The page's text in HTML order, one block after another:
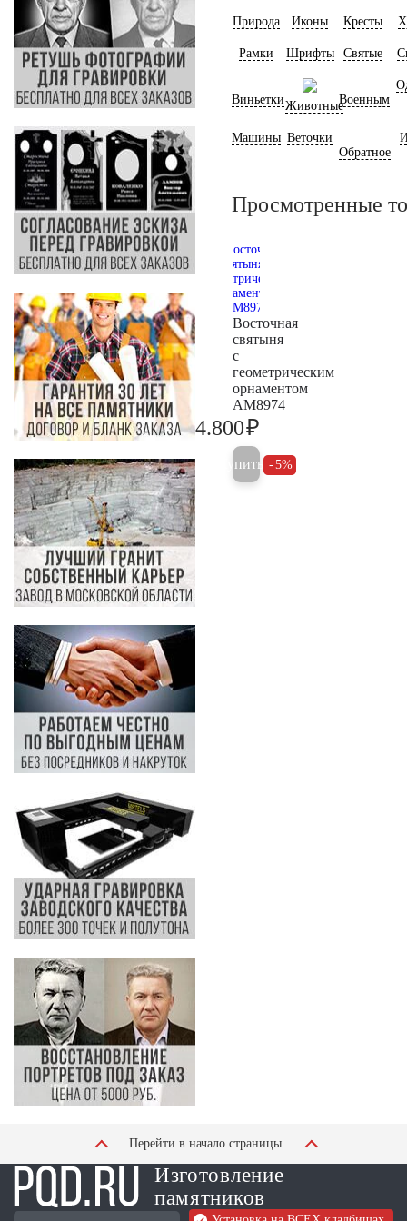
Природа Иконы Кресты
Рамки Шрифты Святые
ВиньеткиЖивотныеВоенным
Машины Веточки
Обратное
Просмотренные
Восточная
святыня
с
геометрическим
орнаментом
AM8974
4.800₽
Купить 5%
Перейти в начало страницы
Изготовление
памятников